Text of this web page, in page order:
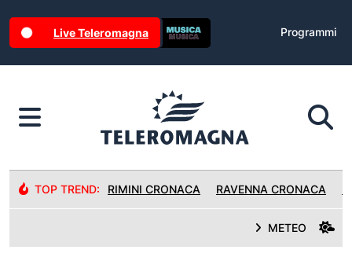
Live Teleromagna Programmi
TOP TREND: RIMINI CRONACA RAVENNA CRONACA
METEO